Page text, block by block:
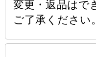
変更・返品はで
ご了承ください。